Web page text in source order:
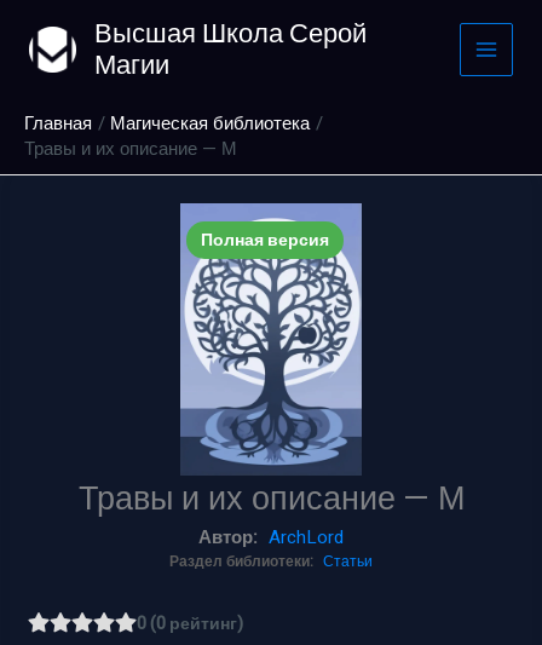
содержимому
Высшая Школа Серой
Магии
Главная
Магическая библиотека
Травы и их описание — М
Полная версия
Травы и их описание — М
Автор: ArchLord
Раздел библиотеки: Статьи
0 (0 рейтинг)